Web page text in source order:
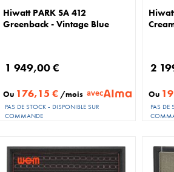
Hiwatt PARK SA 412
Greenback - Vintage Blue
1 949,00 €
Ou 176,15 € /mois avec
PAS DE STOCK - DISPONIBLE SUR
COMMANDE
2
Ou
PAS DE